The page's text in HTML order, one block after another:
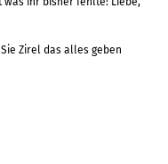
Zirel das alles geben